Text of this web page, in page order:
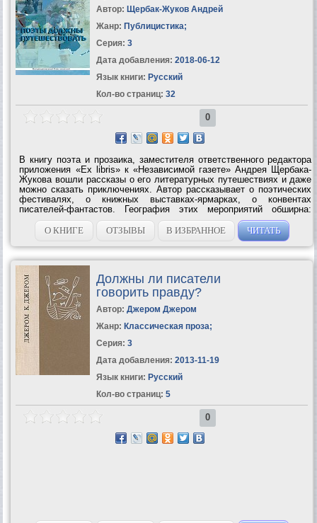
Автор: Щербак-Жуков Андрей
Жанр: Публицистика;
Серия: 3
Дата добавления: 2018-06-12
Язык книги: Русский
Кол-во страниц: 32
0
В книгу поэта и прозаика, заместителя ответственного редактора
приложения «Ex libris» к «Независимой газете» Андрея Щербака-
Жукова вошли рассказы о его литературных путешествиях и даже
можно сказать приключениях. Автор рассказывает о поэтических
фестивалях, о книжных выставках-ярмарках, о конвентах
писателей-фантастов. География этих мероприятий обширна:
Лондон и Франкфурт, Венгрия и Швеция, пермская Чердынь и
крымский Партенит,...
О КНИГЕ ОТЗЫВЫ В ИЗБРАННОЕ ЧИТАТЬ
Должны ли писатели
говорить правду?
Автор: Джером Джером
Жанр: Классическая проза;
Серия: 3
Дата добавления: 2013-11-19
Язык книги: Русский
Кол-во страниц: 5
0